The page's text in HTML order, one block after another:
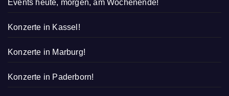
Events heute, morgen, am Wochenende!
Konzerte in Kassel!
Konzerte in Marburg!
Konzerte in Paderborn!